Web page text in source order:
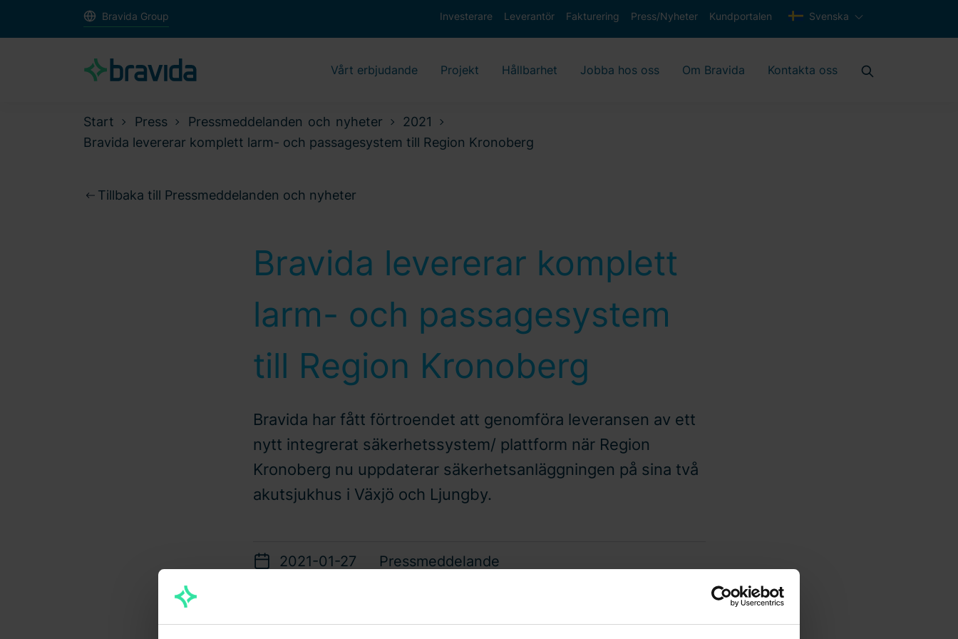
Bravida Group Investerare Leverantör Fakturering Press/Nyheter Kundportalen Svenska
Vårt erbjudande Projekt Hållbarhet Jobba hos oss Om Bravida Kontakta oss
Start Press Pressmeddelanden och nyheter
2021
Bravida levererar komplett larm- och passagesystem till Region Kronoberg
Tillbaka till Pressmeddelanden och nyheter
Bravida levererar komplett
larm- och passagesystem
till Region Kronoberg
Bravida har fått förtroendet att genomföra leveransen av ett
nytt integrerat säkerhetssystem/ plattform när Region
Kronoberg nu uppdaterar säkerhetsanläggningen på sina två
akutsjukhus i Växjö och Ljungby.
2021-01-27 Pressmeddelande